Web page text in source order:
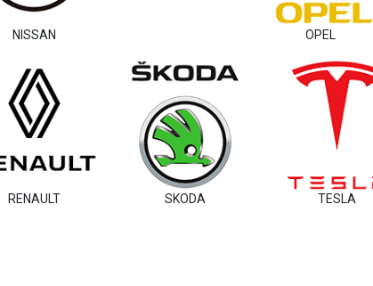
NISSAN OPEL
RENAULT SKODA TESLA